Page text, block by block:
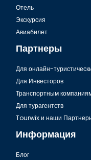
Отель
Экскурсия
Авиабилет
Партнеры
Для онлайн-
Для Инвесторов
Транспортным
Для турагентств
Tourwix и наши
Информация
Блог